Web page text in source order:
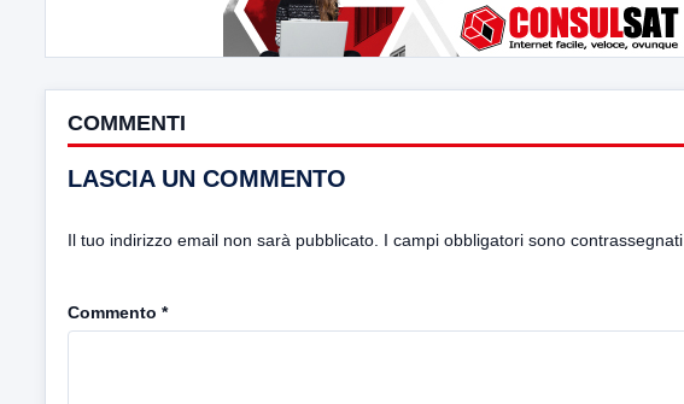
COMMENTI
LASCIA UN COMMENTO
Il tuo indirizzo email non sarà pubblicato. I campi obbligatori sono contrassegnati
Commento *